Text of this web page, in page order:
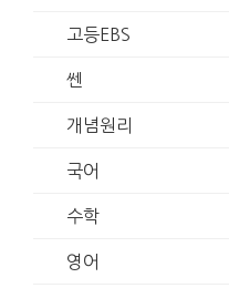
고등EBS
쎈
개념원리
국어
수학
영어